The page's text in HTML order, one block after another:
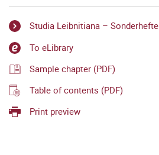
Studia Leibnitiana – Sonderhefte
To eLibrary
Sample chapter (PDF)
Table of contents (PDF)
Print preview